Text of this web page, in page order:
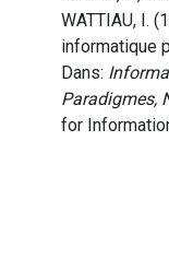
WATTIAU, I.
informatique
Dans:
Paradigmes,
for